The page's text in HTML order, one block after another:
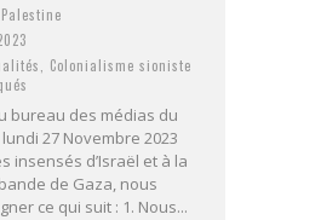
Colonialisme sioniste
bureau des médias du
27 Novembre 2023
insensés d’Israël et à la
de Gaza, nous
ce qui suit : 1. Nous...